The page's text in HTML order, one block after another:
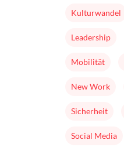
Kulturwandel
Leadership
Mobilität
New Work
Sicherheit
Social Media